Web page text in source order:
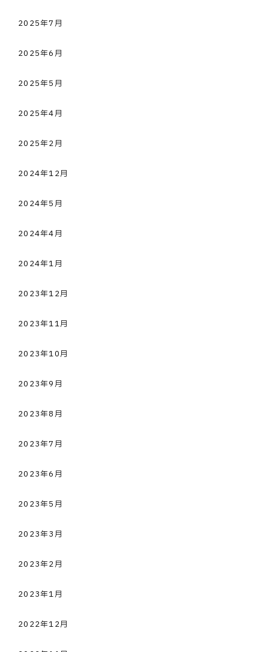
2025年7月
2025年6月
2025年5月
2025年4月
2025年2月
2024年12月
2024年5月
2024年4月
2024年1月
2023年12月
2023年11月
2023年10月
2023年9月
2023年8月
2023年7月
2023年6月
2023年5月
2023年3月
2023年2月
2023年1月
2022年12月